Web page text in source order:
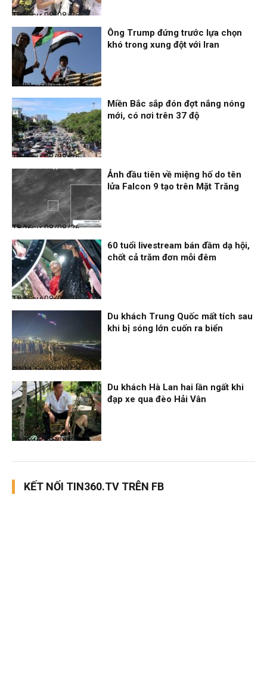
Thời sự
08/08/26, 18:25
Thời sự
08/08/26, 18:21
Ông Trump đứng trước lựa chọn
khó trong xung đột với Iran
Thời sự
08/08/26, 18:19
Miền Bắc sắp đón đợt nắng nóng
mới, có nơi trên 37 độ
Thời sự
08/08/26, 18:16
Ảnh đầu tiên về miệng hố do tên
lửa Falcon 9 tạo trên Mặt Trăng
Thời sự
08/08/26, 13:13
60 tuổi livestream bán đầm dạ hội,
chốt cả trăm đơn mỗi đêm
Điểm tin
08/08/26, 13:11
Du khách Trung Quốc mất tích sau
khi bị sóng lớn cuốn ra biển
Thời sự
08/08/26, 13:10
Du khách Hà Lan hai lần ngất khi
đạp xe qua đèo Hải Vân
KẾT NỐI TIN360.TV TRÊN FB